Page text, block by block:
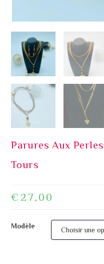
Parures Aux
Tours
€ 27,00
Modèle